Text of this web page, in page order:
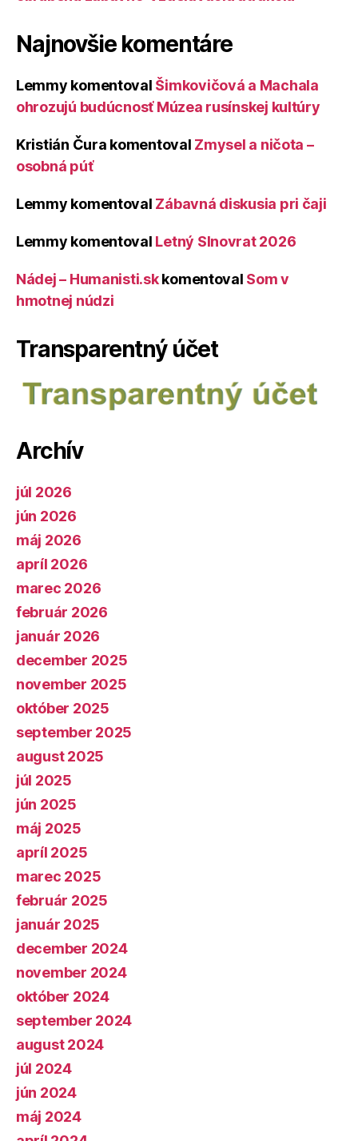
Najnovšie komentáre
Lemmy komentoval Šimkovičová a Machala
ohrozujú budúcnosť Múzea rusínskej kultúry
Kristián Čura komentoval Zmysel a ničota –
osobná púť
Lemmy komentoval Zábavná diskusia pri čaji
Lemmy komentoval Letný Slnovrat 2026
Nádej – Humanisti.skkomentoval Som v
hmotnej núdzi
Transparentný účet
Archív
júl 2026
jún 2026
máj 2026
apríl 2026
marec 2026
február 2026
január 2026
december 2025
november 2025
október 2025
september 2025
august 2025
júl 2025
jún 2025
máj 2025
apríl 2025
marec 2025
február 2025
január 2025
december 2024
november 2024
október 2024
september 2024
august 2024
júl 2024
jún 2024
máj 2024